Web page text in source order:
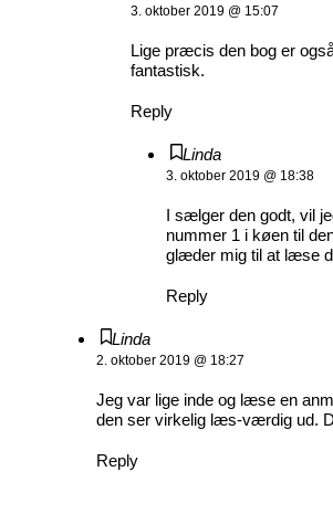
3. oktober 2019 @ 15:07
Lige præcis den bog er
fantastisk.
Reply
Linda
3. oktober 2019 @ 18:38
I sælger den godt, vil
nummer 1 i køen til
glæder mig til at læse
Reply
Linda
2. oktober 2019 @ 18:27
Jeg var lige inde og læse en
den ser virkelig læs-værdig ud.
Reply